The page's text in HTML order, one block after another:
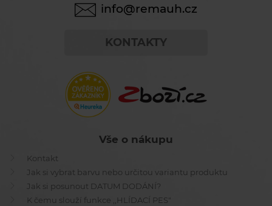
info@remauh.cz
KONTAKTY
Vše o nákupu
Kontakt
Jak si vybrat barvu nebo určitou variantu produktu
Jak si posunout DATUM DODÁNÍ?
K čemu slouží funkce ,,HLÍDACÍ PES"